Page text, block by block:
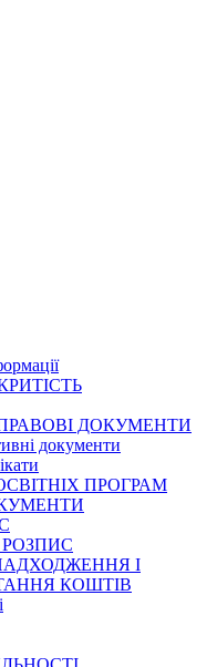
ДОКУМЕНТИ
документи
ПРОГРАМ
І
КОШТІВ